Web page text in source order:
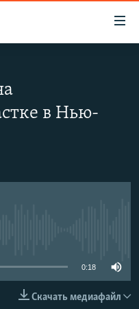
в Нью-
0:18
Скачать медиафайл